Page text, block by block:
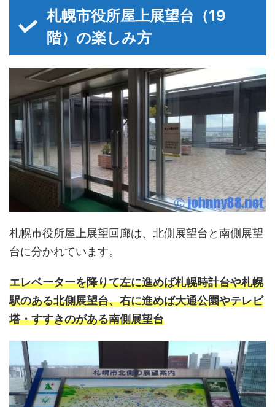
札幌市役所屋上展望台（19
階）の楽しみ方
札幌市役所屋上展望回廊は、北側展望台と南側展望
台に分かれています。
エレベーターを降りて左に進めば札幌時計台や札幌
駅のある北側展望台、右に進めば大通公園やテレビ
塔・すすきのがある南側展望台